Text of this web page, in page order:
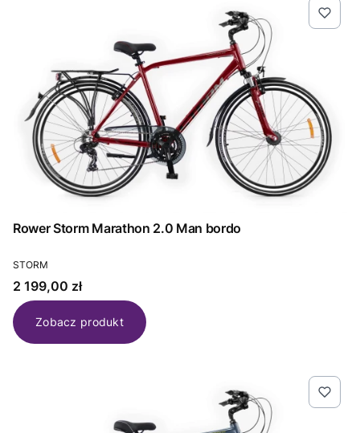
Rower Storm Marathon 2.0 Man bordo
PRODUCENT
STORM
Cena
2 199,00 zł
Zobacz produkt